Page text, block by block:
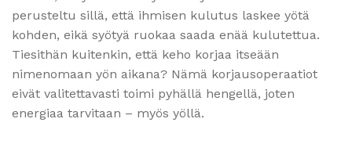
perusteltu sillä, että ihmisen kulutus laskee yötä
kohden, eikä syötyä ruokaa saada enää kulutettua.
Tiesithän kuitenkin, että keho korjaa itseään
nimenomaan yön aikana? Nämä korjausoperaatiot
eivät valitettavasti toimi pyhällä hengellä, joten
energiaa tarvitaan – myös yöllä.